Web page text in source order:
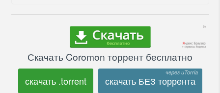
Скачать Coromon торрент бесплатно
скачать .torrent скачать БЕЗ торрента